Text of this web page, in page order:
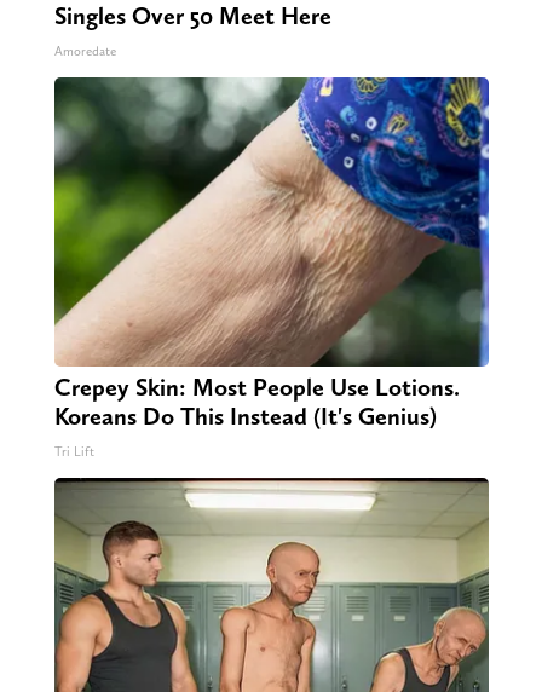
Singles Over 50 Meet Here
Amoredate
Crepey Skin: Most People Use Lotions.
Koreans Do This Instead (It's Genius)
Tri Lift